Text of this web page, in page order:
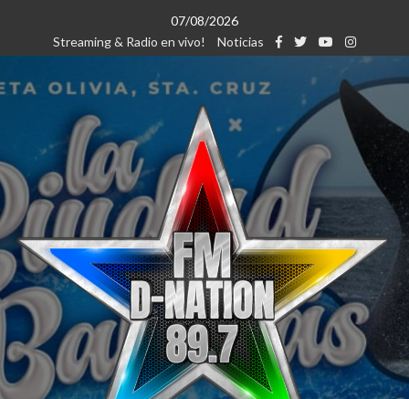
contenido
07/08/2026
Streaming & Radio en vivo!
Noticias